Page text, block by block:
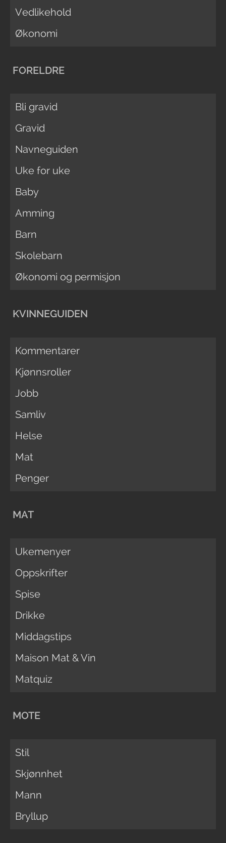
Vedlikehold
Økonomi
FORELDRE
Bli gravid
Gravid
Navneguiden
Uke for uke
Baby
Amming
Barn
Skolebarn
Økonomi og permisjon
KVINNEGUIDEN
Kommentarer
Kjønnsroller
Jobb
Samliv
Helse
Mat
Penger
MAT
Ukemenyer
Oppskrifter
Spise
Drikke
Middagstips
Maison Mat & Vin
Matquiz
MOTE
Stil
Skjønnhet
Mann
Bryllup